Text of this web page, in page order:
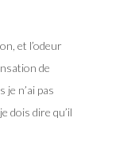
et l’odeur
de
n’ai pas
dois dire qu’il